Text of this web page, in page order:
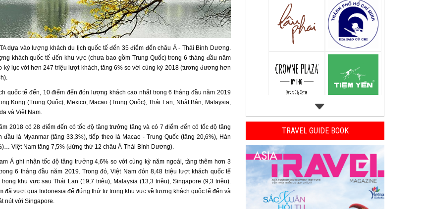
dựa vào lượng khách du lịch quốc tế đến 35 điểm đến châu Á - Thái Bình Dương.
khách quốc tế đến khu vực (chưa bao gồm Trung Quốc) trong 6 tháng đầu năm
kỷ lục với hơn 247 triệu lượt khách, tăng 6% so với cùng kỳ 2018 (tương đương hơn
quốc tế đến, 10 điểm đến đón lượng khách cao nhất trong 6 tháng đầu năm 2019
Kong (Trung Quốc), Mexico, Macao (Trung Quốc), Thái Lan, Nhật Bản, Malaysia,
và Việt Nam.
2018 có 28 điểm đến có tốc độ tăng trưởng tăng và có 7 điểm đến có tốc độ tăng
đầu là Myanmar (tăng 33,3%), tiếp theo là Macao - Trung Quốc (tăng 20,6%), Hàn
Việt Nam tăng 7,5% (đứng thứ 12 châu Á-Thái Bình Dương).
Á ghi nhận tốc độ tăng trưởng 4,6% so với cùng kỳ năm ngoái, tăng thêm hơn 3
6 tháng đầu năm 2019. Trong đó, Việt Nam đón 8,48 triệu lượt khách quốc tế
khu vực sau Thái Lan (19,7 triệu), Malaysia (13,3 triệu), Singapore (9,3 triệu).
đã vượt qua Indonesia để đứng thứ tư trong khu vực về lượng khách quốc tế đến và
nút với Singapore.
TRAVEL GUIDE BOOK
Previous